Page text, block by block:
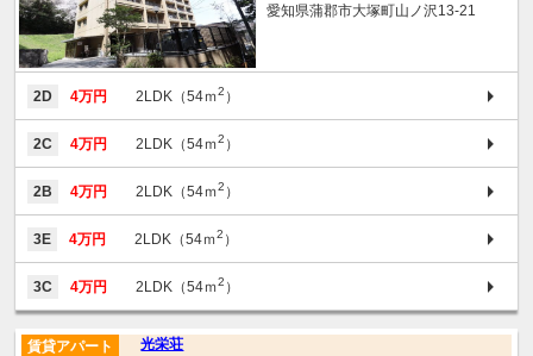
愛知県蒲郡市大塚町山ノ沢13-21
2D 4万円 2LDK（54ｍ2 ）
2C 4万円 2LDK（54ｍ2 ）
2B 4万円 2LDK（54ｍ2 ）
3E 4万円 2LDK（54ｍ2 ）
3C 4万円 2LDK（54ｍ2 ）
光栄荘
賃貸アパート